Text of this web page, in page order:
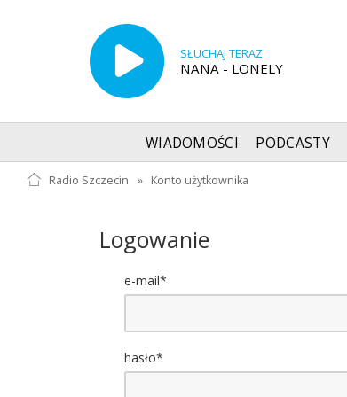
SŁUCHAJ TERAZ
NANA - LONELY
WIADOMOŚCI PODCASTY
Radio Szczecin » Konto użytkownika
Logowanie
e-mail*
hasło*